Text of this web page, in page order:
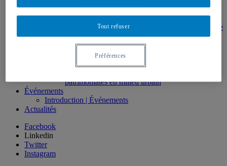
espaces urbains
EUR8511 – Patrimoine et développement local
EUT1065 – Gestion et valorisation du patrimoine
urbain
Séminaire d’exploration en études urbaines –
Patrimonialisation et représentations
patrimoniales en milieu urbain
patrimoniales en milieu urbain
Événements
Introduction | Événements
Actualités
Facebook
Linkedin
Twitter
Instagram
Tout refuser
Préférences